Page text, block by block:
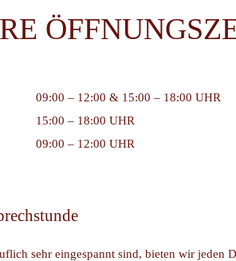
09:00 – 12:00 & 15:00 – 18:00 UHR
15:00 – 18:00 UHR
09:00 – 12:00 UHR
sehr eingespannt sind, bieten wir jeden